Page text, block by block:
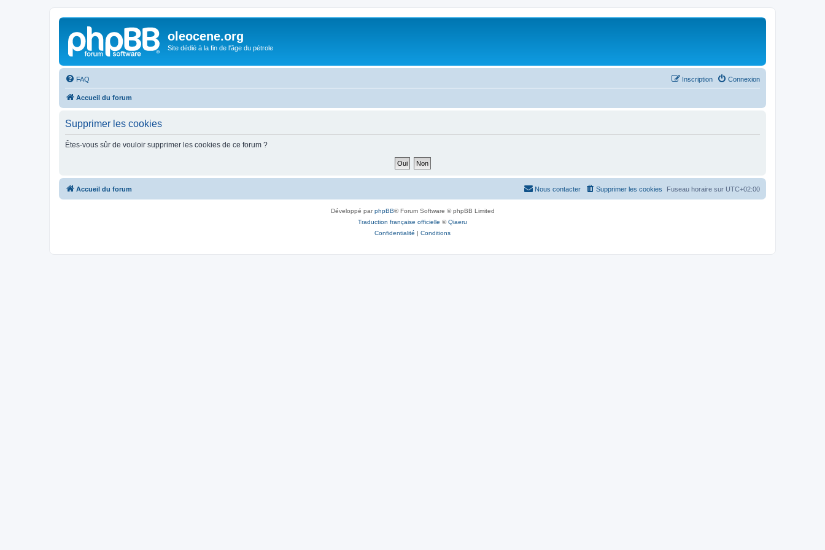
oleocene.org
Site dédié à la fin de l'âge du pétrole
FAQ Connexion
Inscription
Accueil du forum
Supprimer les cookies
Êtes-vous sûr de vouloir supprimer les cookies de ce forum ?
Accueil du forum Fuseau horaire sur UTC+02:00
Supprimer les cookies
Nous contacter
Développé parphpBB® Forum Software © phpBB Limited
Traduction française officielle ©Qiaeru
Confidentialité | Conditions